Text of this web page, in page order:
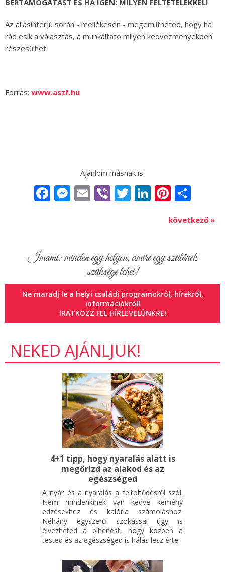
BÉRTÁMOGATÁST ÉS HA IGEN: MILYEN FELTÉTELEKKEL!
Az állásinterjú során - mellékesen - megemlítheted, hogy ha
rád esik a választás, a munkáltató milyen kedvezményekben
részesülhet.
Forrás: www.aszf.hu
Facebook
Messenger
EmailViberTwitter
LinkedIn
következő »
Imami: minden egy helyen, amire egy szülőnek
szüksége lehet!
Ne maradj le a helyi családi programokról, hírekről,
információkról!
IRATKOZZ FEL HÍRLEVELÜNKRE!
NEKED AJÁNLJUK!
4+1 tipp, hogy nyaralás alatt is
megőrizd az alakod és az
egészséged
A nyár és a nyaralás a feltöltődésről szól.
Nem mindenkinek van kedve kemény
edzésekhez és kalória számoláshoz.
Néhány egyszerű szokással úgy is
élvezheted a pihenést, hogy közben a
tested és az egészséged is hálás lesz érte.